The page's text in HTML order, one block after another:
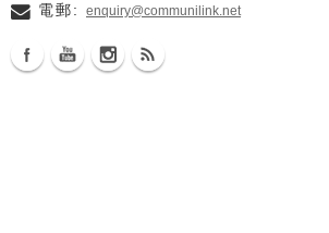
電郵: enquiry@communilink.net